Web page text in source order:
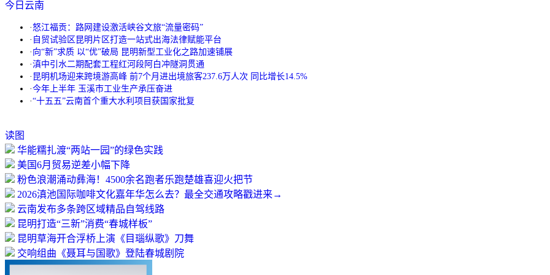
今日云南
·怒江福贡：路网建设激活峡谷文旅“流量密码”
· 自贸试验区昆明片区打造一站式出海法律赋能平台
· 向“新”求质 以“优”破局 昆明新型工业化之路加速铺展
·滇中引水二期配套工程红河段阿白冲隧洞贯通
· 昆明机场迎来跨境游高峰 前7个月进出境旅客237.6万人次 同比增长14.5%
·今年上半年 玉溪市工业生产承压奋进
·“十五五”云南首个重大水利项目获国家批复
读图
华能糯扎渡“两站一园”的绿色实践
美国6月贸易逆差小幅下降
粉色浪潮涌动彝海！4500余名跑者乐跑楚雄喜迎火把节
2026滇池国际咖啡文化嘉年华怎么去？最全交通攻略戳进来→
云南发布多条跨区域精品自驾线路
昆明打造“三新”消费“春城样板”
昆明草海开合浮桥上演《目瑙纵歌》刀舞
交响组曲《聂耳与国歌》登陆春城剧院